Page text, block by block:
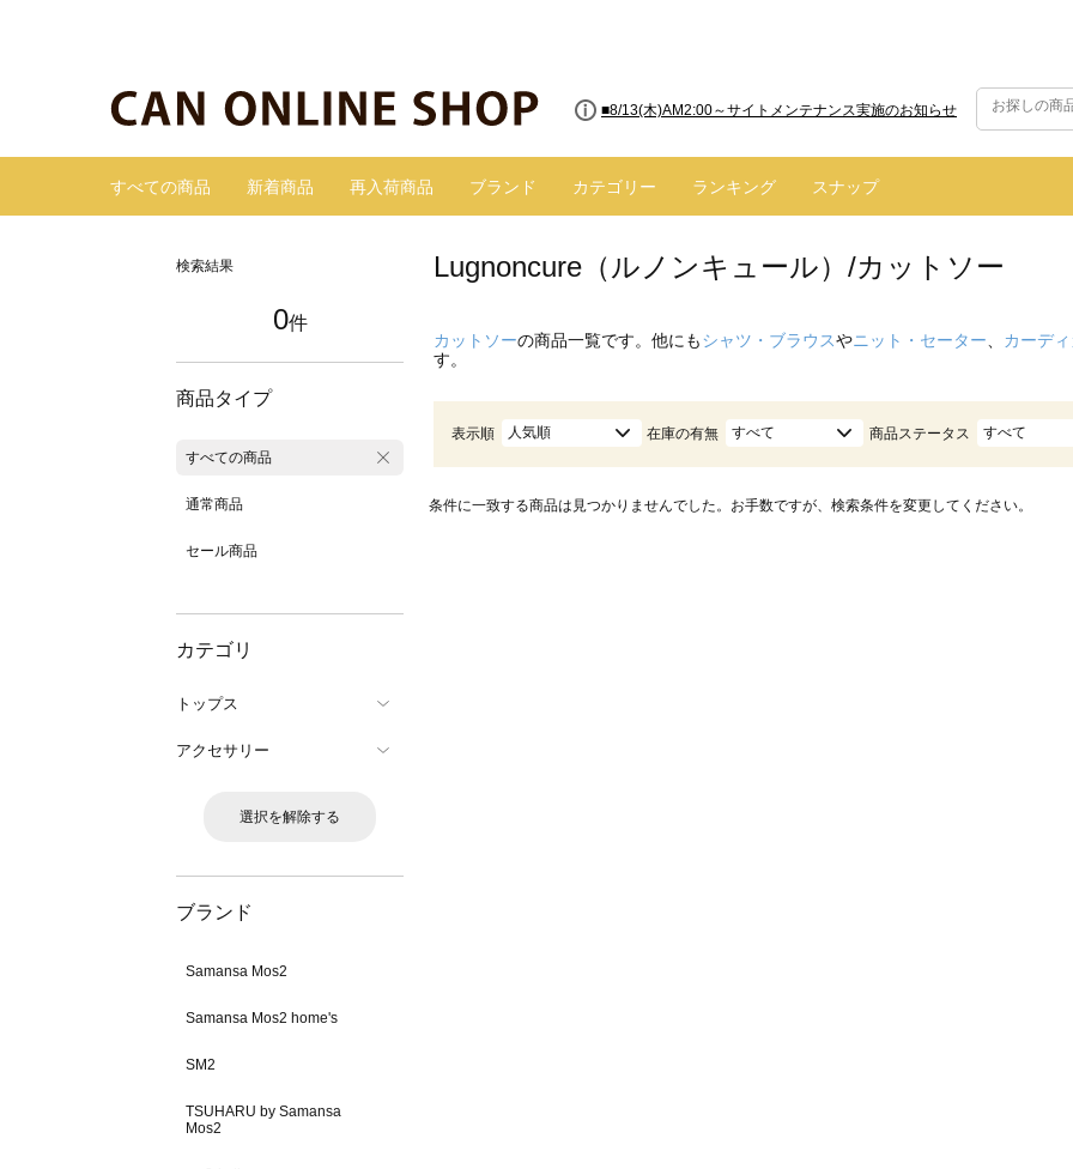
■8/13(木)AM2:00～サイトメンテナンス実施のお知らせ
すべての商品 新着商品 再入荷商品 ブランド カテゴリー ランキング スナップ
検索結果
0件
商品タイプ
すべての商品
通常商品
セール商品
カテゴリ
トップス
アクセサリー
選択を解除する
ブランド
Samansa Mos2
Samansa Mos2 home's
SM2
TSUHARU by Samansa
Mos2
Lugnoncure（ルノンキュール）/カットソー
カットソーの商品一覧です。他にもシャツ・ブラウスやニット・セーター カーデ
す。
表示順 人気順 在庫の有無 すべて 商品ステータス すべて
条件に一致する商品は見つかりませんでした。お手数ですが、検索条件を変更してください。